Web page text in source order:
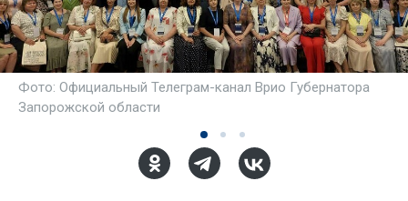
Фото: Официальный Телеграм-канал Врио Губернатора
Запорожской области